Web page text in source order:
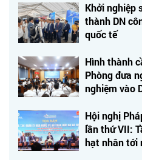
Khởi nghiệp
thành DN
quốc tế
Hình thành
Phòng đưa
nghiệm vào
Hội nghị
lần thứ VII:
hạt nhân tới